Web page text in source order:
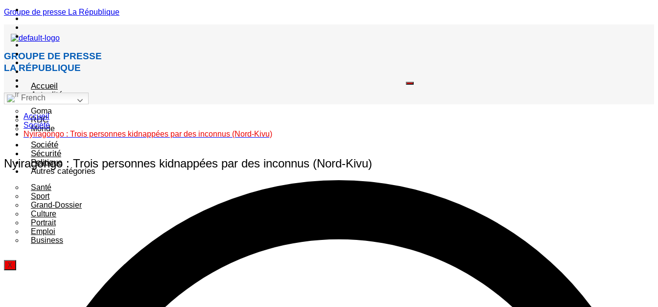
Groupe de presse La République
GROUPE DE PRESSE
LA RÉPUBLIQUE
Accueil
Actualité
Goma
RDC
Monde
Société
Sécurité
Politique
Autres catégories
Santé
Sport
Grand-Dossier
Culture
Portrait
Emploi
Business
X
Menu
French
Accueil
Société
Nyiragongo : Trois personnes kidnappées par des inconnus (Nord-Kivu)
Nyiragongo : Trois personnes kidnappées par des inconnus (Nord-Kivu)